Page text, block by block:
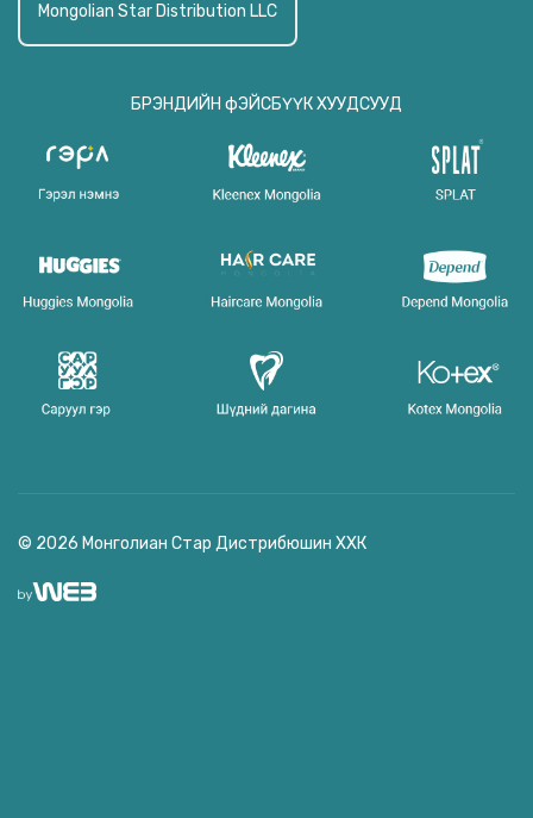
Mongolian Star Distribution LLC
БРЭНДИЙН фЭЙСБҮҮК ХУУДСУУД
© 2026 Монголиан Стар Дистрибюшин ХХК